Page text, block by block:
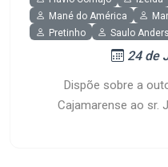
Mané do América
Pretinho
Saulo
24 de
Dispõe sobre a
Cajamarense ao sr.